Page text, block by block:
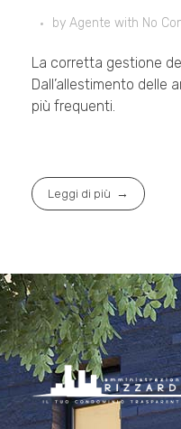
by Agente with No
La corretta gestione
Dall’allestimento
più frequenti.
Leggi di più
Amministrazioni Rizzardo
Il tuo condominio trasparente